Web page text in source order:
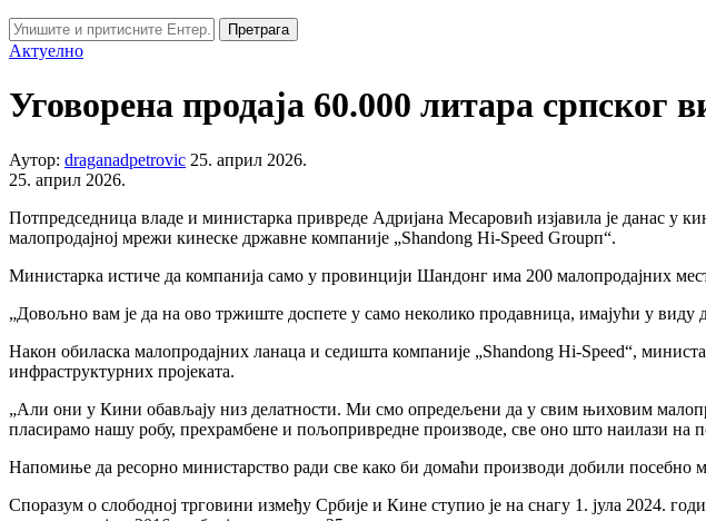
Претрага
Актуелно
Уговорена продаја 60.000 литара српског
Аутор: draganadpetrovic 25. април 2026.
25. април 2026.
Потпредседница владе и министарка привреде Адријана Месаровић изјавила је данас у
малопродајној мрежи кинеске државне компаније „Shandong Hi-Speed Groupп“.
Министарка истиче да компанија само у провинцији Шандонг има 200 малопродајних
„Довољно вам је да на ово тржиште доспете у само неколико продавница, имајући у виду
Након обиласка малопродајних ланаца и седишта компаније „Shandong Hi-Speed“,
инфраструктурних пројеката.
„Али они у Кини обављају низ делатности. Ми смо опредељени да у свим њиховим
пласирамо нашу робу, прехрамбене и пољопривредне производе, све оно што наилази на
Напомиње да ресорно министарство ради све како би домаћи производи добили посебно
Споразум о слободној трговини између Србије и Кине ступио је на снагу 1. јула 2024.